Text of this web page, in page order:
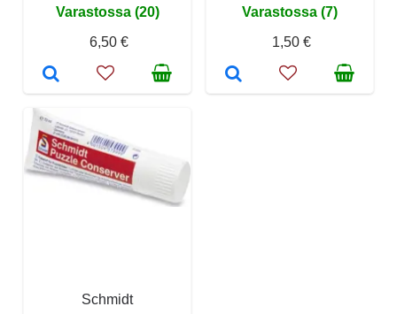
Varastossa (20)
6,50 €
Varastossa (7)
1,50 €
Schmidt